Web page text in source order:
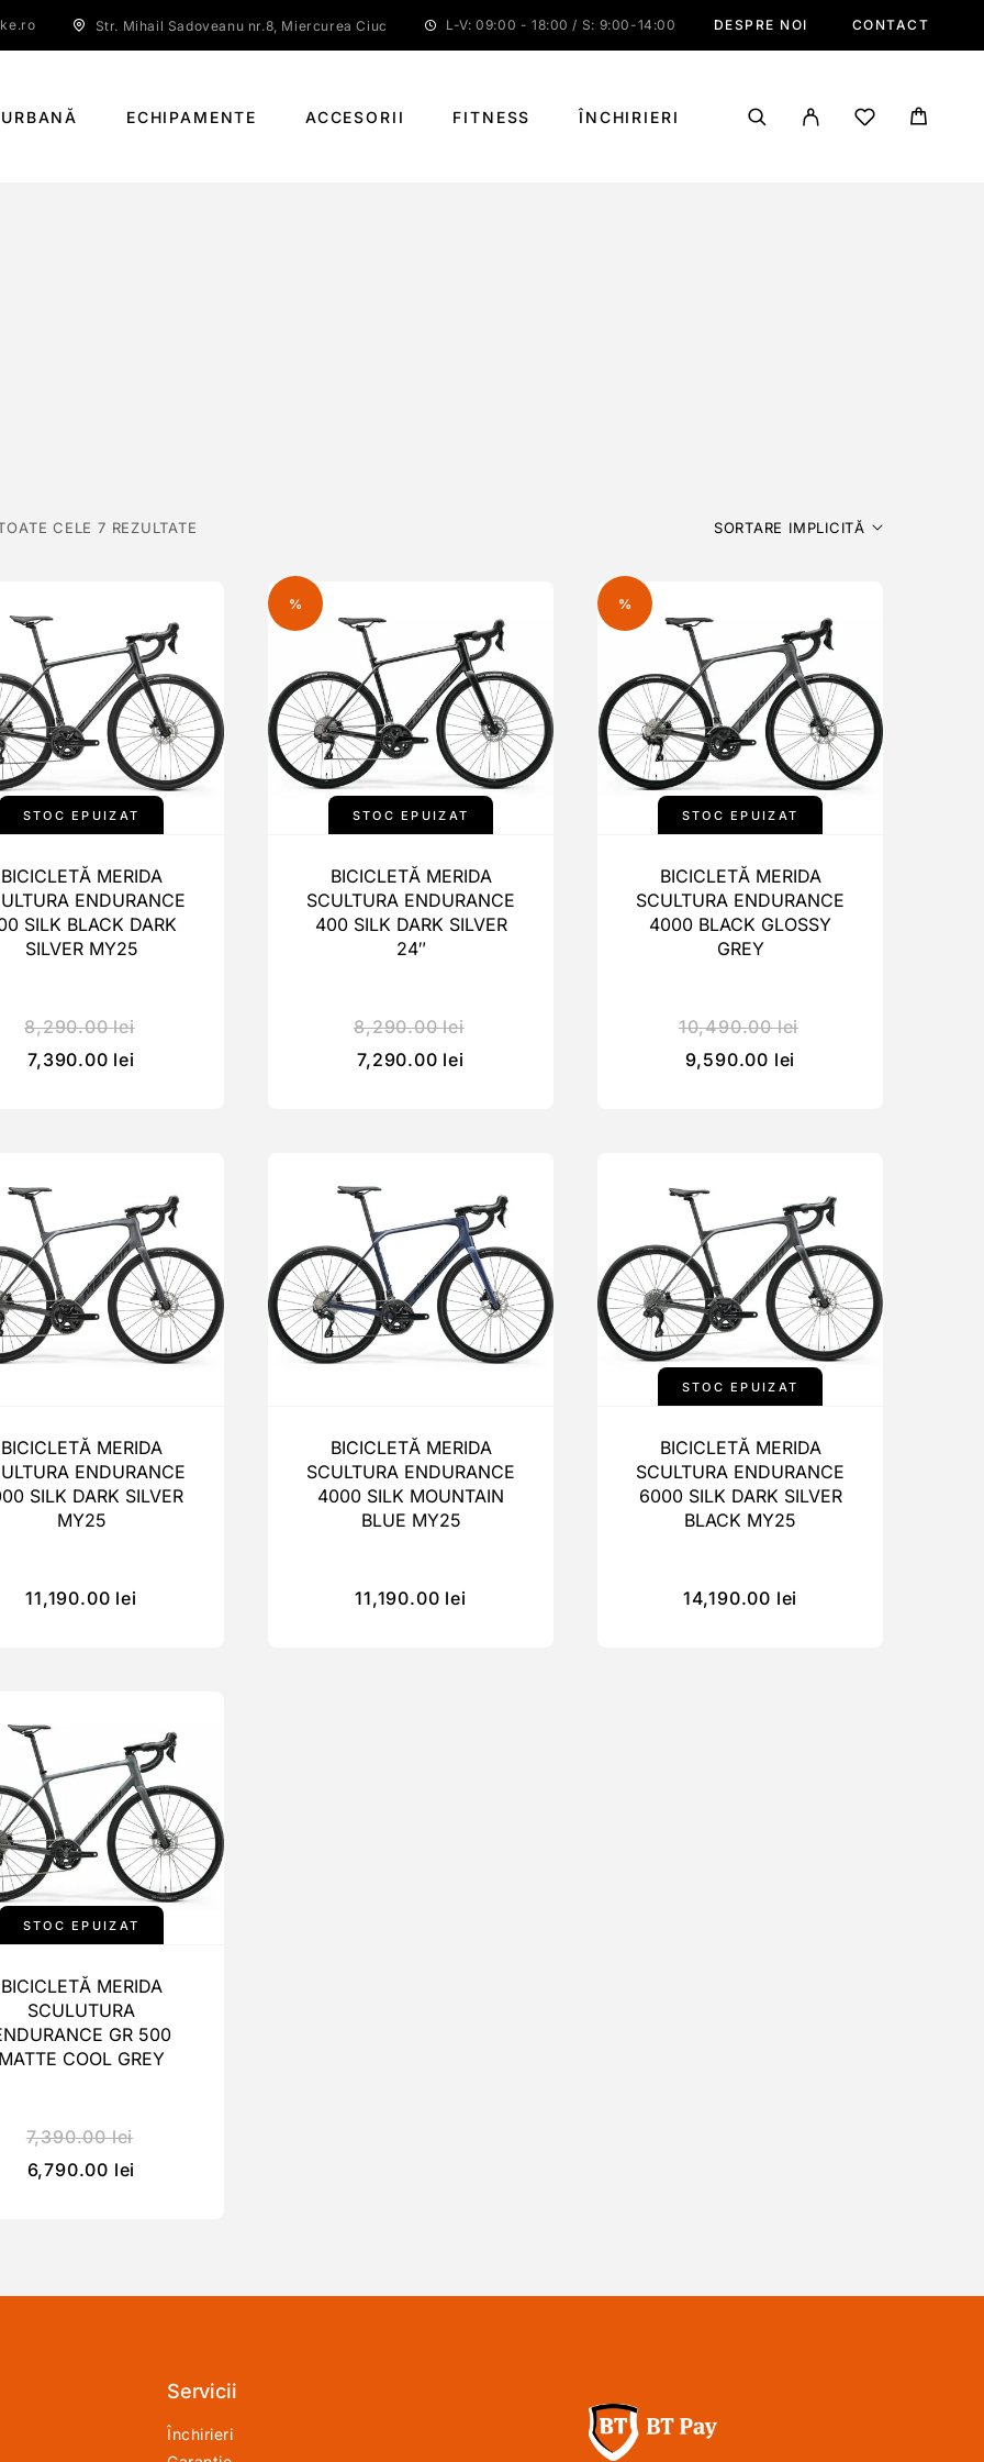
Str. Mihail Sadoveanu nr.8, Miercurea Ciuc L-V: 09:00 - 18:00 / S: 9:00-14:00 DESPRE NOI CONTACT
ECHIPAMENTE ACCESORII FITNESS ÎNCHIRIERI
CELE 7 REZULTATE SORTARE IMPLICITĂ
STOC EPUIZAT
BICICLETĂ MERIDA
ENDURANCE
SILK BLACK DARK
SILVER MY25
8,290.00lei
7,390.00 lei
%
STOC EPUIZAT
BICICLETĂ MERIDA
SCULTURA ENDURANCE
400 SILK DARK SILVER
24″
8,290.00lei
7,290.00 lei
%
STOC EPUIZAT
BICICLETĂ MERIDA
SCULTURA ENDURANCE
4000 BLACK GLOSSY
GREY
10,490.00lei
9,590.00 lei
BICICLETĂ MERIDA
ENDURANCE
SILK DARK SILVER
MY25
11,190.00 lei
BICICLETĂ MERIDA
SCULTURA ENDURANCE
4000 SILK MOUNTAIN
BLUE MY25
11,190.00 lei
STOC EPUIZAT
BICICLETĂ MERIDA
SCULTURA ENDURANCE
6000 SILK DARK SILVER
BLACK MY25
14,190.00 lei
STOC EPUIZAT
BICICLETĂ MERIDA
SCULUTURA
GR 500
COOL GREY
7,390.00lei
6,790.00 lei
Servicii
Închirieri